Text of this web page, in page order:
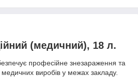
(медичний), 18 л.
професійне знезараження та
виробів у межах закладу.